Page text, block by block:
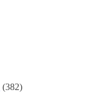
(382)